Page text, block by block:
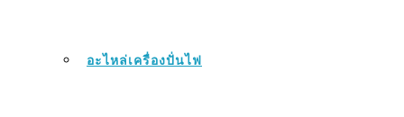
อะไหล่เครื่องปั่นไฟ